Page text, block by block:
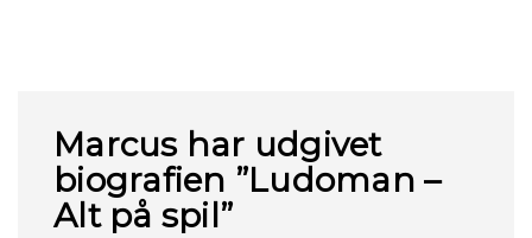
Marcus har udgivet
biografien ”Ludoman –
Alt på spil”